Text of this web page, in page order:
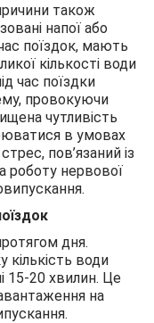
також
напої або
поїздок, мають
кількості води
час поїздки
провокуючи
чутливість
в умовах
пов’язаний із
нервової
дня.
кількість води
15-20 хвилин. Це
на